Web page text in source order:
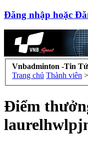
Đăng nhập hoặc
Vnbadminton -Tin
Trang chủ Thành viên >
Điểm